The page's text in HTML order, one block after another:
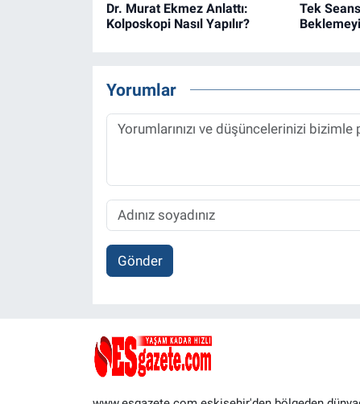
Dr. Murat Ekmez Anlattı:
Kolposkopi Nasıl Yapılır?
Tek
Yorumlar
Gönder